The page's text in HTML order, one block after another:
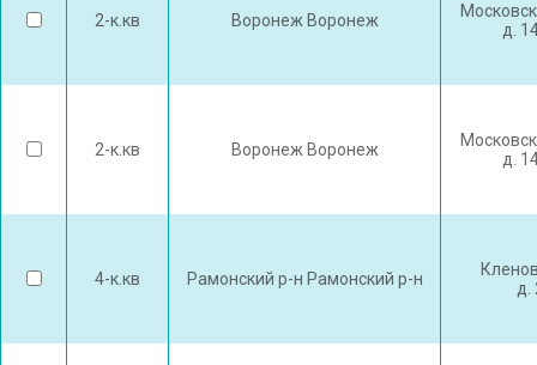
2-к.кв Воронеж Воронеж
д.
2-к.кв Воронеж Воронеж
д.
4-к.кв Рамонский р-н Рамонский р-н
д.